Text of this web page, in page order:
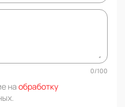
0/100
наобработку
.